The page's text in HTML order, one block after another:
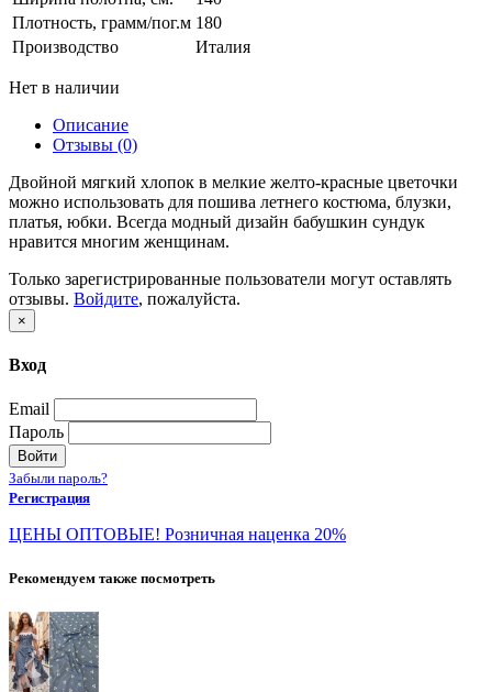
Плотность, грамм/пог.м 180
Производство
Италия
Нет в наличии
Описание
Отзывы (0)
Двойной мягкий хлопок в мелкие желто-красные цветочки
можно использовать для пошива летнего костюма, блузки,
платья, юбки. Всегда модный дизайн бабушкин сундук
нравится многим женщинам.
Только зарегистрированные пользователи могут оставлять
отзывы. Войдите, пожалуйста.
×
Вход
Email
Пароль
Войти
Забыли пароль?
Регистрация
ЦЕНЫ ОПТОВЫЕ! Розничная наценка 20%
Рекомендуем также посмотреть